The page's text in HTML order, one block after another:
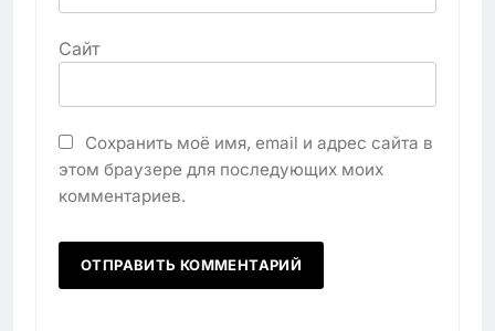
Сайт
Сохранить моё имя, email и адрес сайта в
этом браузере для последующих моих
комментариев.